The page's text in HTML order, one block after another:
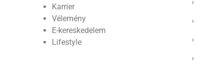
Karrier
Vélemény
E-kereskedelem
Lifestyle